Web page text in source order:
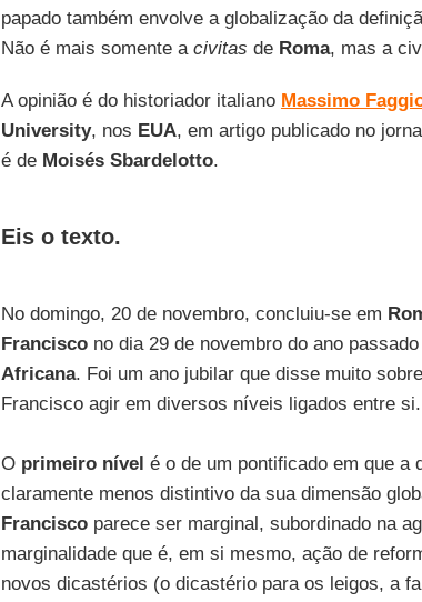
papado também envolve a globalização da
Não é mais somente a civitas de Roma, mas a
A opinião é do historiador italiano Massimo
University, nos EUA, em artigo publicado no
é de Moisés Sbardelotto.
Eis o texto.
No domingo, 20 de novembro, concluiu-se em
Franciscono dia 29 de novembro do ano passado
Africana. Foi um ano jubilar que disse muito
Francisco agir em diversos níveis ligados entre si.
O primeiro nível é o de um pontificado em que a
claramente menos distintivo da sua dimensão
Franciscoparece ser marginal, subordinado na
marginalidade que é, em si mesmo, ação de
novos dicastérios (o dicastério para os leigos, a